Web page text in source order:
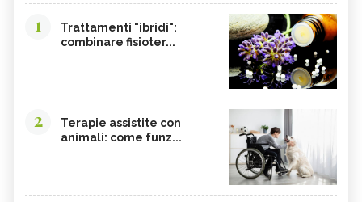
1
Trattamenti "ibridi":
combinare fisioter...
2
Terapie assistite con
animali: come funz...